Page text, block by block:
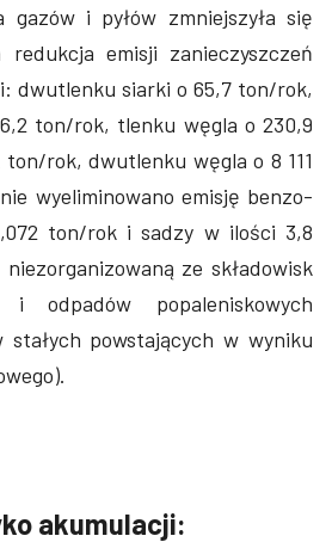
gazów i pyłów zmniejszyła się
redukcja emisji zanieczyszczeń
dwutlenku siarki o 65,7 ton/rok,
ton/rok, tlenku węgla o 230,9
rok, dwutlenku węgla o 8 111
wyeliminowano emisję benzo-
ton/rok i sadzy w ilości 3,8
ze składowisk
i odpadów popaleniskowych
stałych powstających w wyniku
akumulacji: